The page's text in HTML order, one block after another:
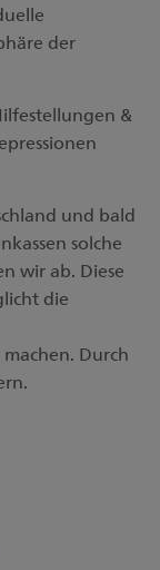
der
&
und bald
solche
wir ab. Diese
die
Durch